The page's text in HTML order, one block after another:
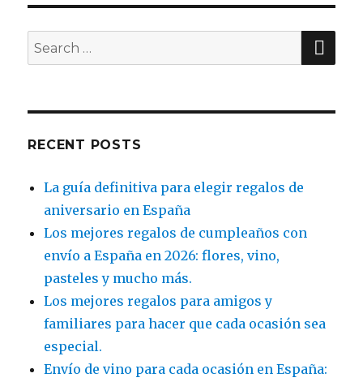
Search
for:
RECENT POSTS
La guía definitiva para elegir regalos de
aniversario en España
Los mejores regalos de cumpleaños con
envío a España en 2026: flores, vino,
pasteles y mucho más.
Los mejores regalos para amigos y
familiares para hacer que cada ocasión sea
especial.
Envío de vino para cada ocasión en España: